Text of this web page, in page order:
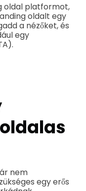
oldal platformot,
oldalt egy
a nézőket, és
egy
nem
egy erős